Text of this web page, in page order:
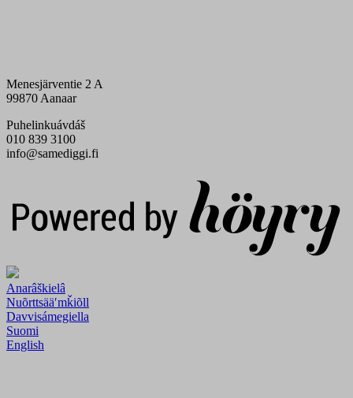
Menesjärventie 2 A
99870 Aanaar
Puhelinkuávdáš
010 839 3100
info@samediggi.fi
Anarâškielâ
Nuõrttsääʹmǩiõll
Davvisámegiella
Suomi
English